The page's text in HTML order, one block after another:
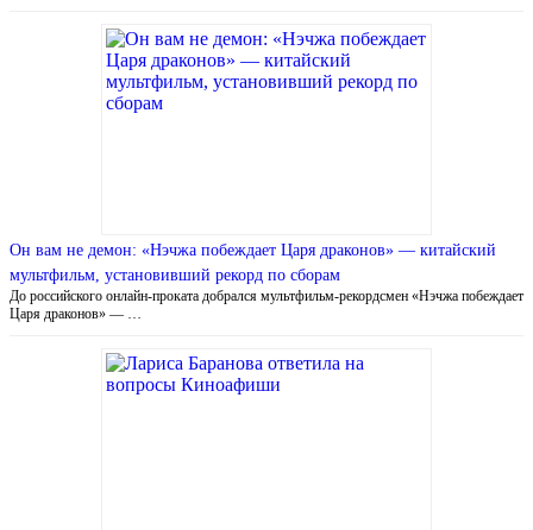
Он вам не демон: «Нэчжа побеждает Царя драконов» — китайский
мультфильм, установивший рекорд по сборам
До российского онлайн-проката добрался мультфильм-рекордсмен «Нэчжа побеждает
Царя драконов» — …